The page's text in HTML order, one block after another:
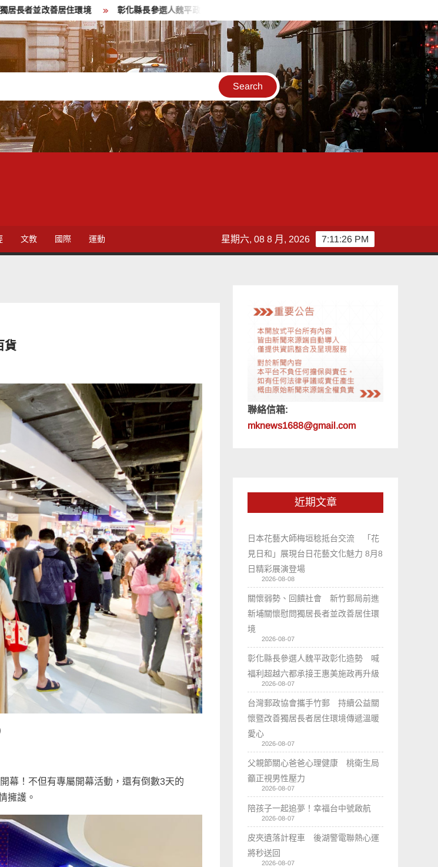
住環境 彰化縣長參選人魏平政彰化造勢 喊福利超越六都承接王惠美施政再升級
文教 國際 運動 7:11:28 PM
星期六, 08 8 月, 2026
貨
幕！不但有專屬開幕活動，還有倒數3天的
擁護。
聯絡信箱:
mknews1688@gmail.com
近期文章
日本花藝大師梅垣稔抵台交流 「花
見日和」展現台日花藝文化魅力 8月8
日精彩展演登場
2026-08-08
關懷弱勢、回饋社會 新竹郵局前進
新埔關懷慰問獨居長者並改善居住環
境
2026-08-07
彰化縣長參選人魏平政彰化造勢 喊
福利超越六都承接王惠美施政再升級
2026-08-07
台灣郵政協會攜手竹郵 持續公益關
懷暨改善獨居長者居住環境傳遞溫暖
愛心
2026-08-07
父親節關心爸爸心理健康 桃衛生局
籲正視男性壓力
2026-08-07
陪孩子一起追夢！幸福台中號啟航
2026-08-07
皮夾遺落計程車 後湖警電聯熱心運
將秒送回
2026-08-07